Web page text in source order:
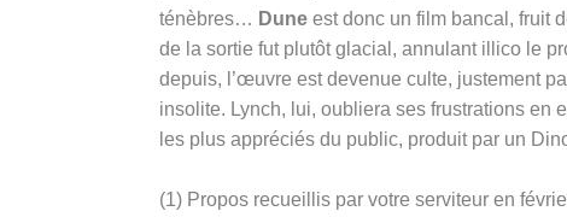
ténèbres… Dune est donc un film bancal, fruit
de la sortie fut plutôt glacial, annulant illico le
depuis, l’œuvre est devenue culte, justement
insolite. Lynch, lui, oubliera ses frustrations en
les plus appréciés du public, produit par un
(1) Propos recueillis par votre serviteur en